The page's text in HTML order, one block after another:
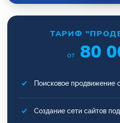
ТАРИФ
от 80
Поисковое продвижение
Создание сети сайтов